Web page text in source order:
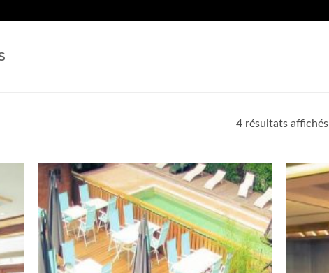
4 résultats affichés